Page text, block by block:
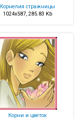
Корнелия стражницы
1024x587, 285.83 Kb
Корни и цветок